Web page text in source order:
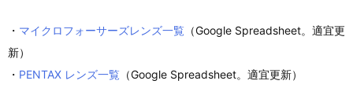
・ マイクロフォーサーズレンズ一覧 （Google Spreadsheet。適宜更
新）
・ PENTAX レンズ一覧 （Google Spreadsheet。適宜更新）